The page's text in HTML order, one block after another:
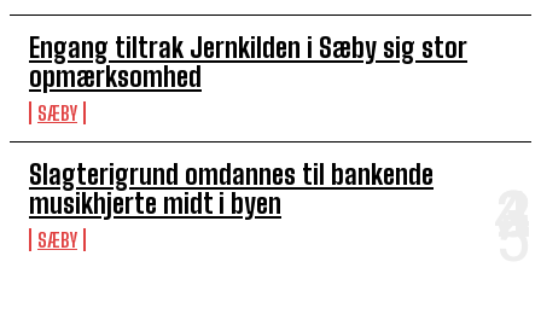
Engang tiltrak Jernkilden i Sæby sig stor
opmærksomhed
SÆBY
Slagterigrund omdannes til bankende
musikhjerte midt i byen
SÆBY